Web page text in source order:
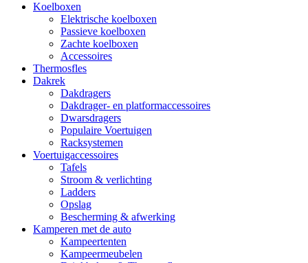
Koelboxen
Elektrische koelboxen
Passieve koelboxen
Zachte koelboxen
Accessoires
Thermosfles
Dakrek
Dakdragers
Dakdrager- en platformaccessoires
Dwarsdragers
Populaire Voertuigen
Racksystemen
Voertuigaccessoires
Tafels
Stroom & verlichting
Ladders
Opslag
Bescherming & afwerking
Kamperen met de auto
Kampeertenten
Kampeermeubelen